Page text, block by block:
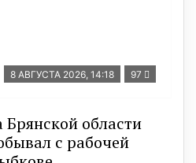
8 АВГУСТА 2026, 14:18 97
Брянской области
с рабочей